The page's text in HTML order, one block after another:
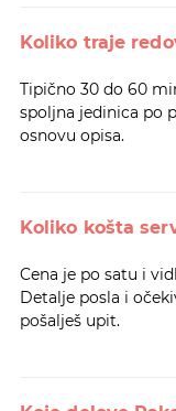
Koliko traje
Tipično 30 do 60
spoljna jedinica po
osnovu opisa.
Koliko košta
Cena je po satu i
Detalje posla i
pošalješ upit.